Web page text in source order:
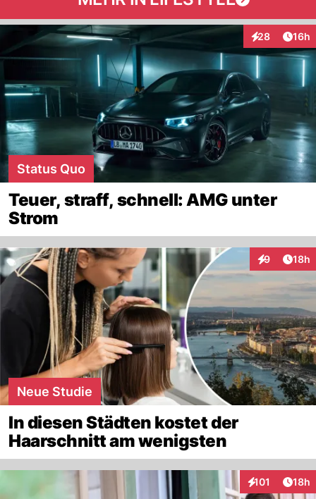
28
Interaktionen
16h
Status Quo
Teuer, straff, schnell: AMG unter
Strom
9
Interaktionen
18h
Neue Studie
In diesen Städten kostet der
Haarschnitt am wenigsten
101
Interaktionen
18h